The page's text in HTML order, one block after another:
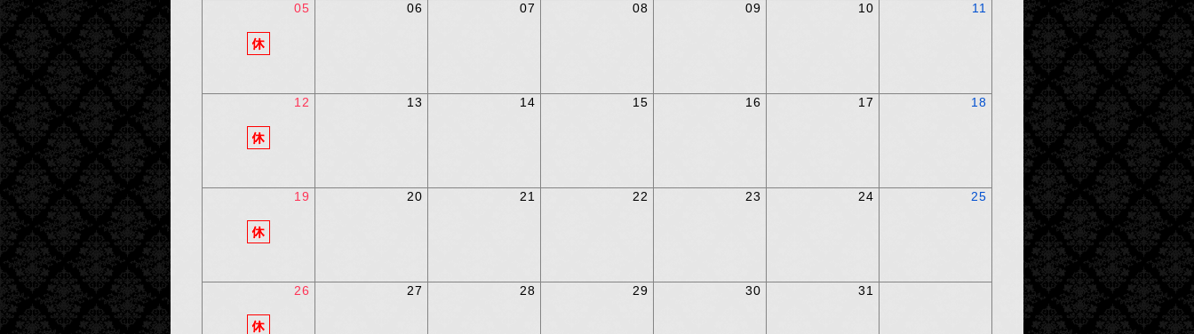
05 06 07 08 09 10 11
12 13 14 15 16 17 18
19 20 21 22 23 24 25
26 27 28 29 30 31